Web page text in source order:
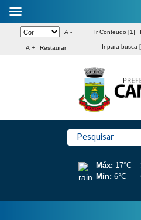
A -
A + Restaurar
Ir Conteudo [1]
Ir para busca
Pesquisar
Máx: 17°C
Mín: 6°C